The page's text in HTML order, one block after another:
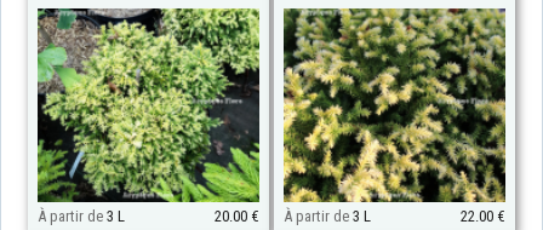
À partir de 3 L 20.00 € À partir de3 L 22.00 €